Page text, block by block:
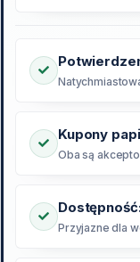
Kupony
Oba są
Przyjazne dla